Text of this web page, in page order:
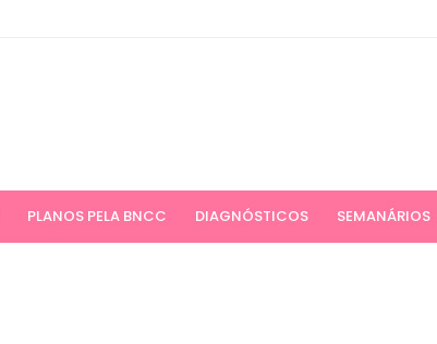
PLANOS PELA BNCC DIAGNÓSTICOS SEMANÁRIOS